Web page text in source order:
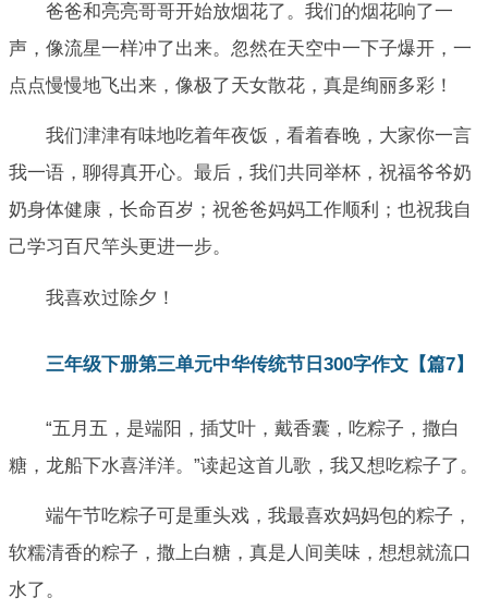
爸爸和亮亮哥哥开始放烟花了。我们的烟花响了一
声，像流星一样冲了出来。忽然在天空中一下子爆开，一
点点慢慢地飞出来，像极了天女散花，真是绚丽多彩！
我们津津有味地吃着年夜饭，看着春晚，大家你一言
我一语，聊得真开心。最后，我们共同举杯，祝福爷爷奶
奶身体健康，长命百岁；祝爸爸妈妈工作顺利；也祝我自
己学习百尺竿头更进一步。
我喜欢过除夕！
三年级下册第三单元中华传统节日300字作文【篇7】
“五月五，是端阳，插艾叶，戴香囊，吃粽子，撒白
糖，龙船下水喜洋洋。”读起这首儿歌，我又想吃粽子了。
端午节吃粽子可是重头戏，我最喜欢妈妈包的粽子，
软糯清香的粽子，撒上白糖，真是人间美味，想想就流口
水了。